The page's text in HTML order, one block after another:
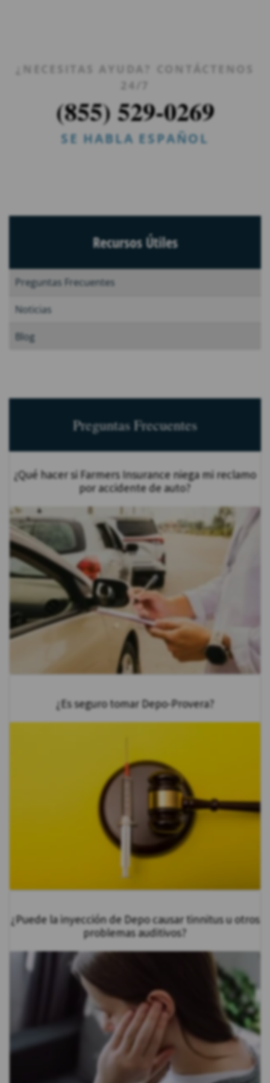
¿NECESITAS AYUDA? CONTÁCTENOS
24/7
(855) 529-0269
SE HABLA ESPAÑOL
Recursos Útiles
Preguntas Frecuentes
Noticias
Blog
Preguntas Frecuentes
¿Qué hacer si Farmers Insurance niega mi reclamo
por accidente de auto?
¿Es seguro tomar Depo-Provera?
¿Puede la inyección de Depo causar tinnitus u otros
problemas auditivos?